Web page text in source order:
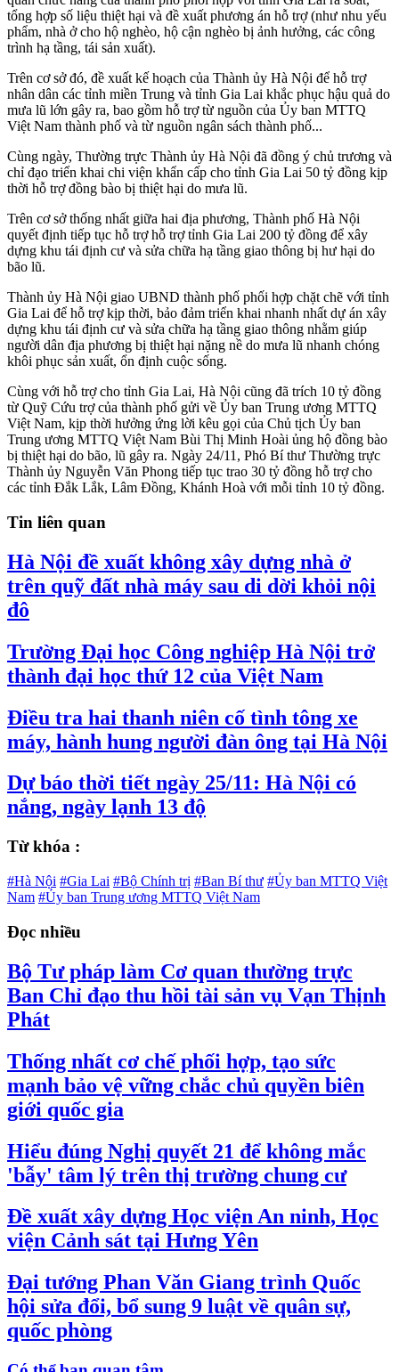
tổng hợp số liệu thiệt hại và đề xuất phương án hỗ trợ (như nhu yếu
phẩm, nhà ở cho hộ nghèo, hộ cận nghèo bị ảnh hưởng, các công
trình hạ tầng, tái sản xuất).
Trên cơ sở đó, đề xuất kế hoạch của Thành ủy Hà Nội để hỗ trợ
nhân dân các tỉnh miền Trung và tỉnh Gia Lai khắc phục hậu quả do
mưa lũ lớn gây ra, bao gồm hỗ trợ từ nguồn của Ủy ban MTTQ
Việt Nam thành phố và từ nguồn ngân sách thành phố...
Cùng ngày, Thường trực Thành ủy Hà Nội đã đồng ý chủ trương và
chỉ đạo triển khai chi viện khẩn cấp cho tỉnh Gia Lai 50 tỷ đồng kịp
thời hỗ trợ đồng bào bị thiệt hại do mưa lũ.
Trên cơ sở thống nhất giữa hai địa phương, Thành phố Hà Nội
quyết định tiếp tục hỗ trợ hỗ trợ tỉnh Gia Lai 200 tỷ đồng để xây
dựng khu tái định cư và sửa chữa hạ tầng giao thông bị hư hại do
bão lũ.
Thành ủy Hà Nội giao UBND thành phố phối hợp chặt chẽ với tỉnh
Gia Lai để hỗ trợ kịp thời, bảo đảm triển khai nhanh nhất dự án xây
dựng khu tái định cư và sửa chữa hạ tầng giao thông nhằm giúp
người dân địa phương bị thiệt hại nặng nề do mưa lũ nhanh chóng
khôi phục sản xuất, ổn định cuộc sống.
Cùng với hỗ trợ cho tỉnh Gia Lai, Hà Nội cũng đã trích 10 tỷ đồng
từ Quỹ Cứu trợ của thành phố gửi về Ủy ban Trung ương MTTQ
Việt Nam, kịp thời hưởng ứng lời kêu gọi của Chủ tịch Ủy ban
Trung ương MTTQ Việt Nam Bùi Thị Minh Hoài ủng hộ đồng bào
bị thiệt hại do bão, lũ gây ra. Ngày 24/11, Phó Bí thư Thường trực
Thành ủy Nguyễn Văn Phong tiếp tục trao 30 tỷ đồng hỗ trợ cho
các tỉnh Đắk Lắk, Lâm Đồng, Khánh Hoà với mỗi tỉnh 10 tỷ đồng.
Tin liên quan
Hà Nội đề xuất không xây dựng nhà ở
trên quỹ đất nhà máy sau di dời khỏi nội
đô
Trường Đại học Công nghiệp Hà Nội trở
thành đại học thứ 12 của Việt Nam
Điều tra hai thanh niên cố tình tông xe
máy, hành hung người đàn ông tại Hà Nội
Dự báo thời tiết ngày 25/11: Hà Nội có
nắng, ngày lạnh 13 độ
Từ khóa :
#Hà Nội #Gia Lai #Bộ Chính trị #Ban Bí thư #Ủy ban MTTQ Việt
Nam #Ủy ban Trung ương MTTQ Việt Nam
Đọc nhiều
Bộ Tư pháp làm Cơ quan thường trực
Ban Chỉ đạo thu hồi tài sản vụ Vạn Thịnh
Phát
Thống nhất cơ chế phối hợp, tạo sức
mạnh bảo vệ vững chắc chủ quyền biên
giới quốc gia
Hiểu đúng Nghị quyết 21 để không mắc
'bẫy' tâm lý trên thị trường chung cư
Đề xuất xây dựng Học viện An ninh, Học
viện Cảnh sát tại Hưng Yên
Đại tướng Phan Văn Giang trình Quốc
hội sửa đổi, bổ sung 9 luật về quân sự,
quốc phòng